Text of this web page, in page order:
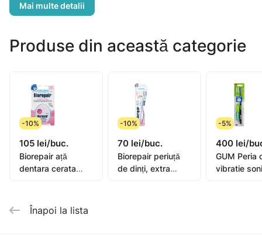
periutelor interdentare, in comparatie cu ata dentara,
indepartarea placii, dar este si mai usor de utilizat de
catre pacienti.
Produse din această categorie
-10%
105 lei/buc.
Biorepair ață
dentara cerata
-10%
70 lei/buc.
Biorepair periuță
de dinți, extra
-5%
400 lei/
GUM Peria
vibratie
Înapoi la lista